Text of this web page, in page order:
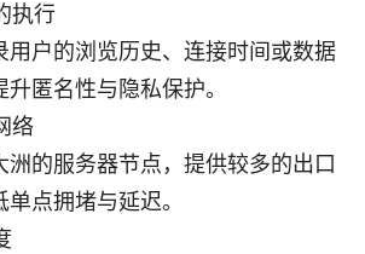
执行
用户的浏览历史、连接时间或数据
匿名性与隐私保护。
络
洲的服务器节点，提供较多的出口
单点拥堵与延迟。